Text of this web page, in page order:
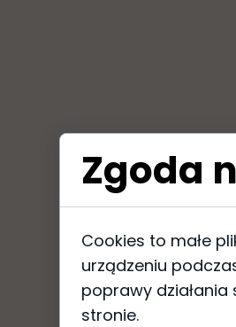
Zgoda
Cookies to małe
urządzeniu
poprawy
stronie.